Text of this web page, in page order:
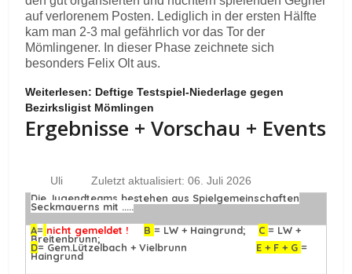
auf verlorenem Posten. Lediglich in der ersten Hälfte
kam man 2-3 mal gefährlich vor das Tor der
Mömlingener. In dieser Phase zeichnete sich
besonders Felix Olt aus.
Weiterlesen: Deftige Testspiel-Niederlage gegen
Bezirksligist Mömlingen
Ergebnisse + Vorschau + Events
Uli
Zuletzt aktualisiert: 06. Juli 2026
Die Jugendteams bestehen aus Spielgemeinschaften
Seckmauerns mit .....
A= nicht gemeldet ! B = LW + Haingrund;C = LW +
Breitenbrunn;
D= Gem.Lützelbach + Vielbrunn E + F + G =
Haingrund